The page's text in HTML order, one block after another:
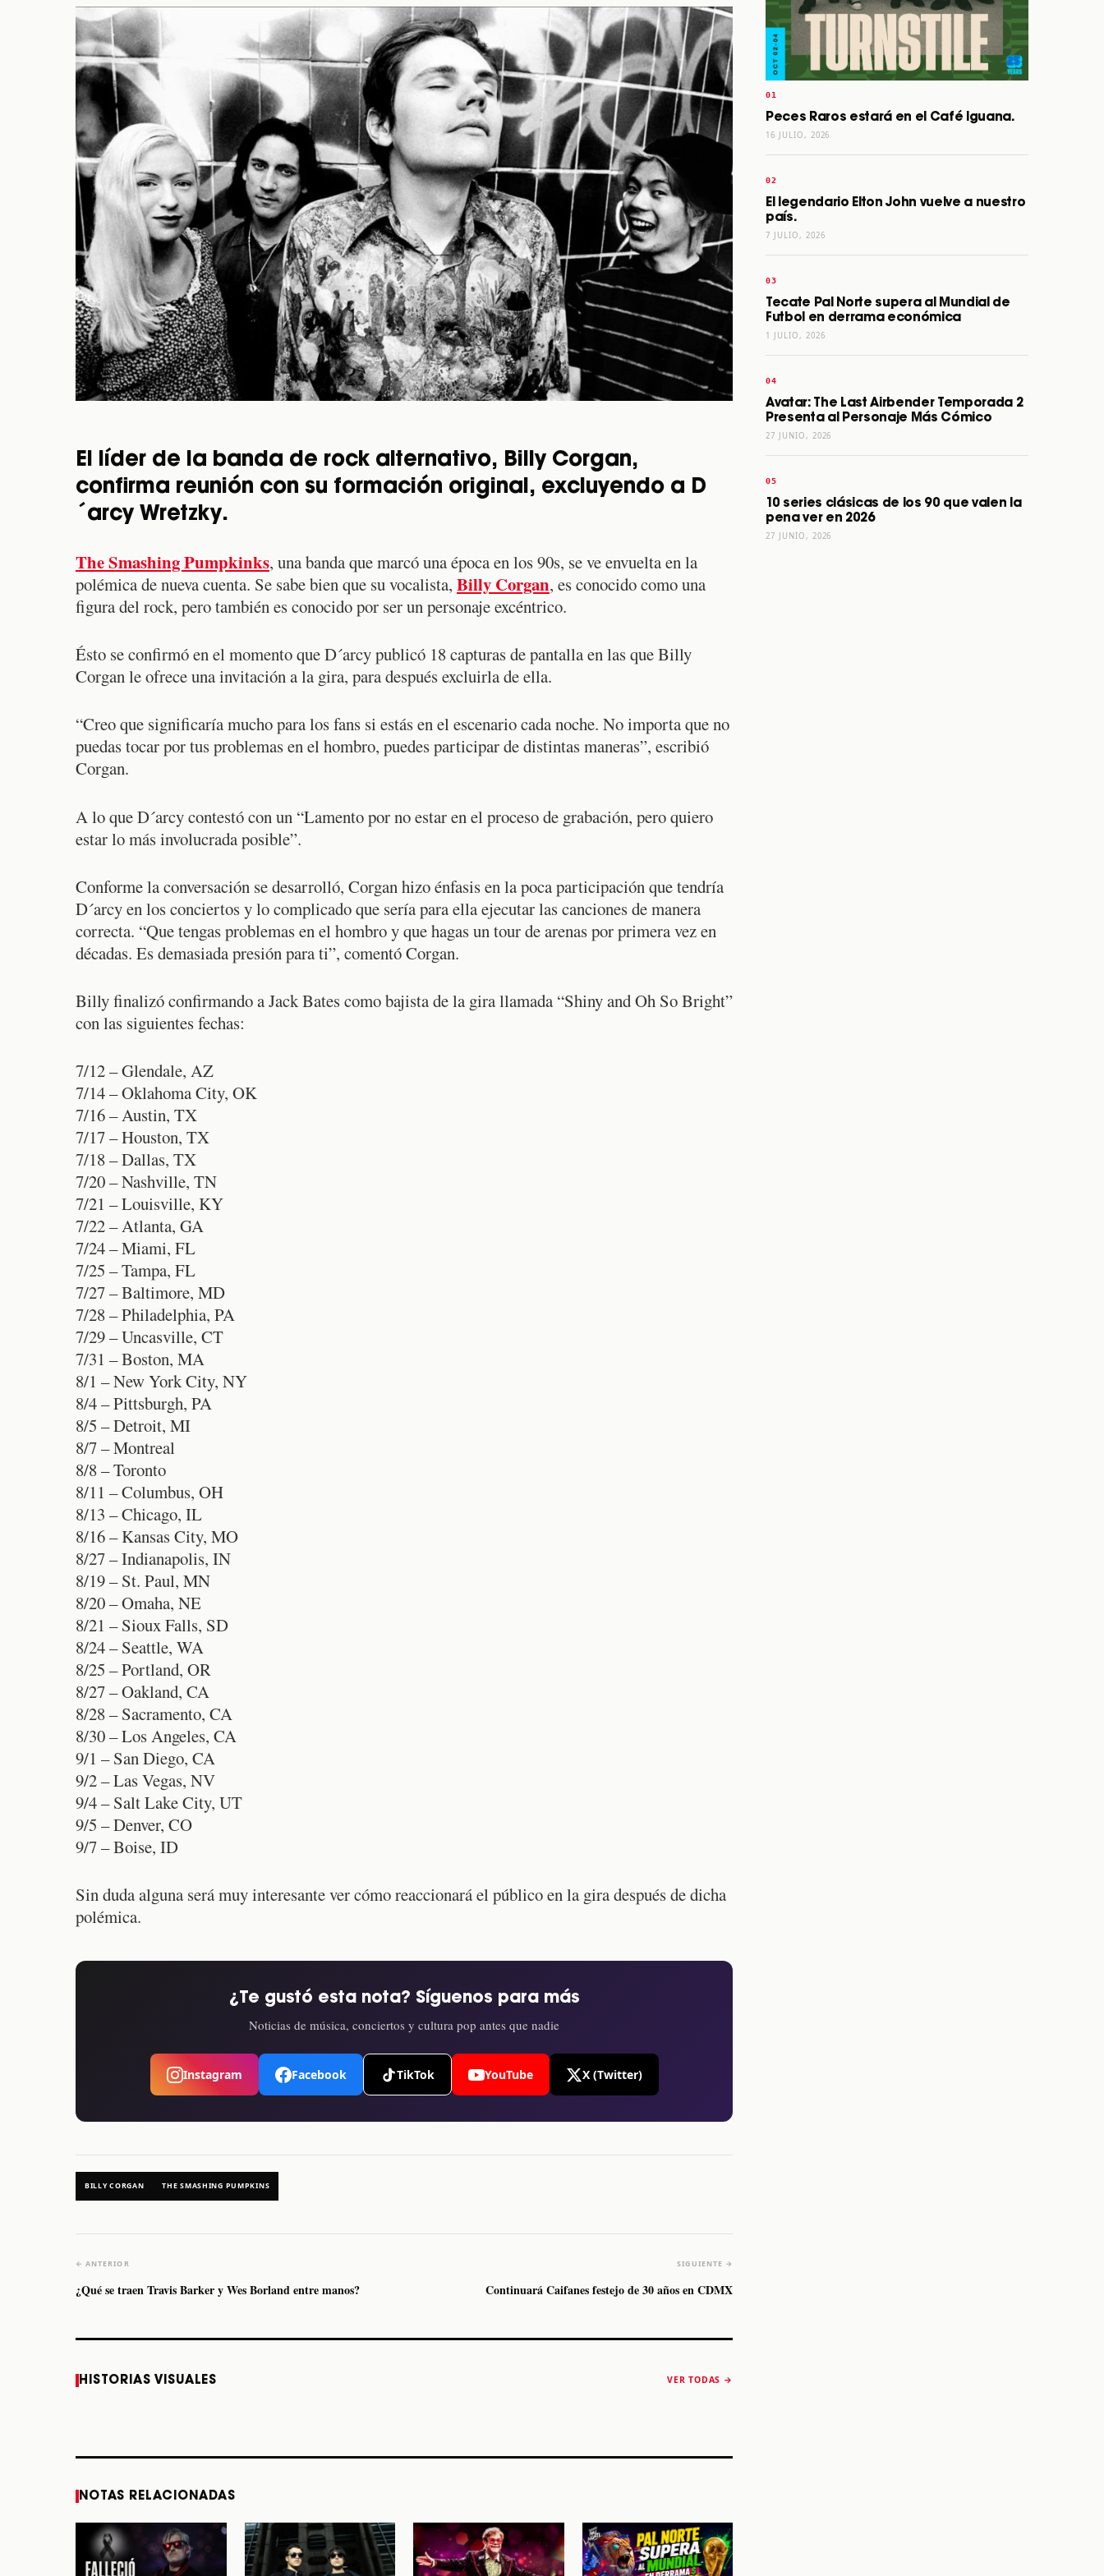
El líder de la banda de rock alternativo, Billy Corgan,
confirma reunión con su formación original, excluyendo a D
´arcy Wretzky.
The Smashing Pumpkinks, una banda que marcó una época en los 90s, se ve envuelta en la
polémica de nueva cuenta. Se sabe bien que su vocalista, Billy Corgan, es conocido como una
figura del rock, pero también es conocido por ser un personaje excéntrico.
Ésto se confirmó en el momento que D´arcy publicó 18 capturas de pantalla en las que Billy
Corgan le ofrece una invitación a la gira, para después excluirla de ella.
“Creo que significaría mucho para los fans si estás en el escenario cada noche. No importa que no
puedas tocar por tus problemas en el hombro, puedes participar de distintas maneras”, escribió
Corgan.
A lo que D´arcy contestó con un “Lamento por no estar en el proceso de grabación, pero quiero
estar lo más involucrada posible”.
Conforme la conversación se desarrolló, Corgan hizo énfasis en la poca participación que tendría
D´arcy en los conciertos y lo complicado que sería para ella ejecutar las canciones de manera
correcta. “Que tengas problemas en el hombro y que hagas un tour de arenas por primera vez en
décadas. Es demasiada presión para ti”, comentó Corgan.
Billy finalizó confirmando a Jack Bates como bajista de la gira llamada “Shiny and Oh So Bright”
con las siguientes fechas:
7/12 – Glendale, AZ
7/14 – Oklahoma City, OK
7/16 – Austin, TX
7/17 – Houston, TX
7/18 – Dallas, TX
7/20 – Nashville, TN
7/21 – Louisville, KY
7/22 – Atlanta, GA
7/24 – Miami, FL
7/25 – Tampa, FL
7/27 – Baltimore, MD
7/28 – Philadelphia, PA
7/29 – Uncasville, CT
7/31 – Boston, MA
8/1 – New York City, NY
8/4 – Pittsburgh, PA
8/5 – Detroit, MI
8/7 – Montreal
8/8 – Toronto
8/11 – Columbus, OH
8/13 – Chicago, IL
8/16 – Kansas City, MO
8/27 – Indianapolis, IN
8/19 – St. Paul, MN
8/20 – Omaha, NE
8/21 – Sioux Falls, SD
8/24 – Seattle, WA
8/25 – Portland, OR
8/27 – Oakland, CA
8/28 – Sacramento, CA
8/30 – Los Angeles, CA
9/1 – San Diego, CA
9/2 – Las Vegas, NV
9/4 – Salt Lake City, UT
9/5 – Denver, CO
9/7 – Boise, ID
Sin duda alguna será muy interesante ver cómo reaccionará el público en la gira después de dicha
polémica.
¿Te gustó esta nota? Síguenos para más
Noticias de música, conciertos y cultura pop antes que nadie
Instagram Facebook TikTok YouTube X (Twitter)
BILLY CORGAN THE SMASHING PUMPKINS
← ANTERIOR
¿Qué se traen Travis Barker y Wes Borland entre manos?
SIGUIENTE →
Continuará Caifanes festejo de 30 años en CDMX
HISTORIAS VISUALES VER TODAS →
Monterrey el próximo
NOTAS RELACIONADAS
Peces Raros estará en el Café Iguana.
16 JULIO, 2026
El legendario Elton John vuelve a nuestro
país.
7 JULIO, 2026
Tecate Pal Norte supera al Mundial de
Futbol en derrama económica
1 JULIO, 2026
Avatar: The Last Airbender Temporada 2
Presenta al Personaje Más Cómico
27 JUNIO, 2026
10 series clásicas de los 90 que valen la
pena ver en 2026
27 JUNIO, 2026